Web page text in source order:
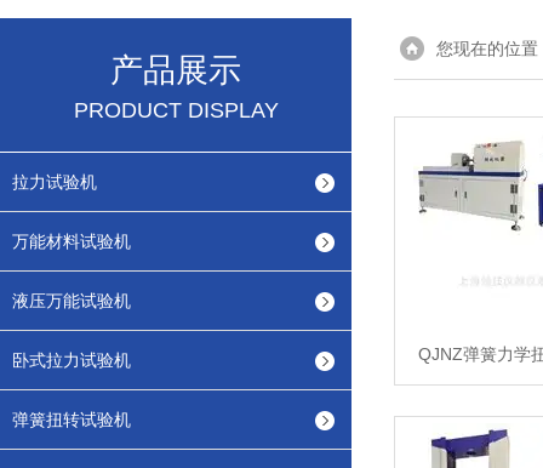
产品展示
PRODUCT DISPLAY
拉力试验机
万能材料试验机
液压万能试验机
卧式拉力试验机
弹簧扭转试验机
您现在的位置
QJNZ弹簧力学